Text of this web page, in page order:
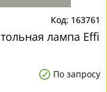
163761
лампа Effi
По запросу